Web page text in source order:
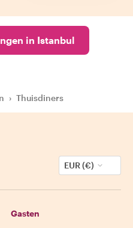
in Istanbul
› Thuisdiners
EUR (€)
Gasten